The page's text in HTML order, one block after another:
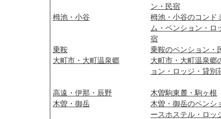
ン・民宿
栂池・小谷
栂池・小谷のコンド
ム・ペンション・ロ
宿
乗鞍
乗鞍のペンション・
大町市・大町温泉郷
大町市・大町温泉郷
ョン・ロッジ・貸別
高遠・伊那・辰野
木曽駒東麓・駒ヶ根
木曽・御岳
木曽・御岳のペンシ
ースホステル・ロッ